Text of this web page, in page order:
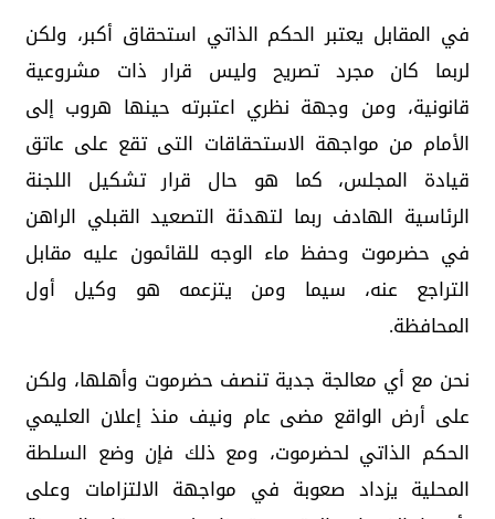
في المقابل يعتبر الحكم الذاتي استحقاق أكبر، ولكن
لربما كان مجرد تصريح وليس قرار ذات مشروعية
قانونية، ومن وجهة نظري اعتبرته حينها هروب إلى
الأمام من مواجهة الاستحقاقات التى تقع على عاتق
قيادة المجلس، كما هو حال قرار تشكيل اللجنة
الرئاسية الهادف ربما لتهدئة التصعيد القبلي الراهن
في حضرموت وحفظ ماء الوجه للقائمون عليه مقابل
التراجع عنه، سيما ومن يتزعمه هو وكيل أول
المحافظة.
نحن مع أي معالجة جدية تنصف حضرموت وأهلها، ولكن
على أرض الواقع مضى عام ونيف منذ إعلان العليمي
الحكم الذاتي لحضرموت، ومع ذلك فإن وضع السلطة
المحلية يزداد صعوبة في مواجهة الالتزامات وعلى